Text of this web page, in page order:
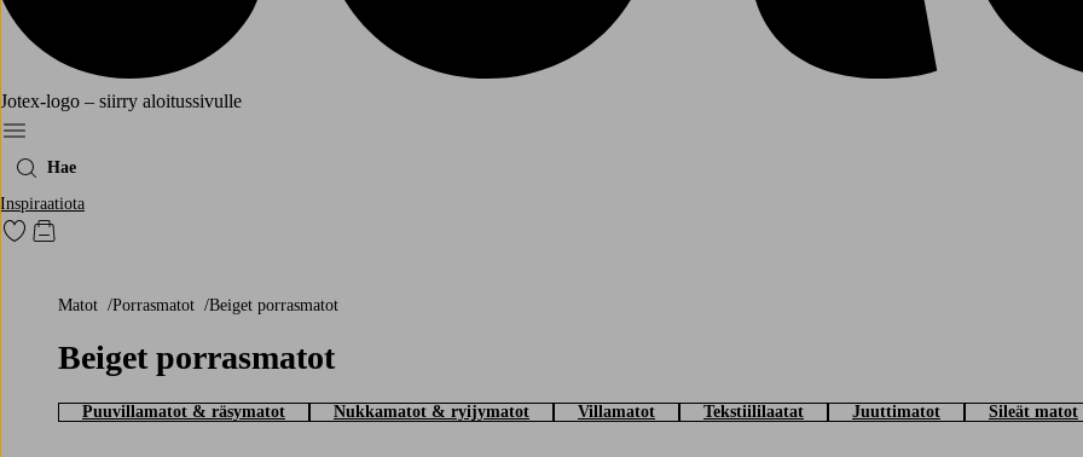
Jotex-logo – siirry aloitussivulle
Menu
Hae
Inspiraatiota
Siirry merkittyihin suosikkituotteisiin
Siirry ostoskoriin
Matot Porrasmatot Beiget porrasmatot
Beiget porrasmatot
Puuvillamatot & räsymatot Nukkamatot & ryijymatot Villamatot Tekstiililaatat Juuttimatot Sileät matot